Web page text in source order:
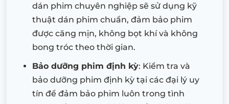
dán phim chuyên nghiệp sẽ sử dụng kỹ
thuật dán phim chuẩn, đảm bảo phim
được căng mịn, không bọt khí và không
bong tróc theo thời gian.
Bảo dưỡng phim định kỳ: Kiểm tra và
bảo dưỡng phim định kỳ tại các đại lý uy
tín để đảm bảo phim luôn trong tình